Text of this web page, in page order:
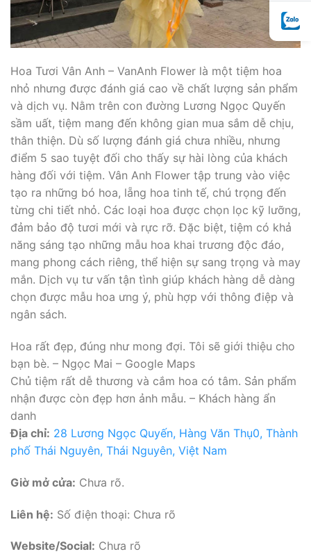
Hoa Tươi Vân Anh – VanAnh Flower là một tiệm hoa
nhỏ nhưng được đánh giá cao về chất lượng sản phẩm
và dịch vụ. Nằm trên con đường Lương Ngọc Quyến
sầm uất, tiệm mang đến không gian mua sắm dễ chịu,
thân thiện. Dù số lượng đánh giá chưa nhiều, nhưng
điểm 5 sao tuyệt đối cho thấy sự hài lòng của khách
hàng đối với tiệm. Vân Anh Flower tập trung vào việc
tạo ra những bó hoa, lẵng hoa tinh tế, chú trọng đến
từng chi tiết nhỏ. Các loại hoa được chọn lọc kỹ lưỡng,
đảm bảo độ tươi mới và rực rỡ. Đặc biệt, tiệm có khả
năng sáng tạo những mẫu hoa khai trương độc đáo,
mang phong cách riêng, thể hiện sự sang trọng và may
mắn. Dịch vụ tư vấn tận tình giúp khách hàng dễ dàng
chọn được mẫu hoa ưng ý, phù hợp với thông điệp và
ngân sách.
Hoa rất đẹp, đúng như mong đợi. Tôi sẽ giới thiệu cho
bạn bè. – Ngọc Mai – Google Maps
Chủ tiệm rất dễ thương và cắm hoa có tâm. Sản phẩm
nhận được còn đẹp hơn ảnh mẫu. – Khách hàng ẩn
danh
Địa chỉ: 28 Lương Ngọc Quyến, Hàng Văn Thụ0, Thành
phố Thái Nguyên, Thái Nguyên, Việt Nam
Giờ mở cửa: Chưa rõ.
Liên hệ: Số điện thoại: Chưa rõ
Website/Social: Chưa rõ